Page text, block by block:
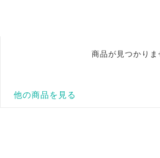
商品が見つかりま
他の商品を見る